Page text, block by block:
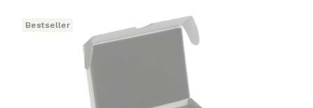
Bestseller